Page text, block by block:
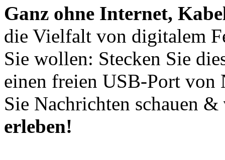
Ganz ohne Internet,
die Vielfalt von digitalem
Sie wollen: Stecken Sie
einen freien USB-Port von
Sie Nachrichten schauen &
erleben!